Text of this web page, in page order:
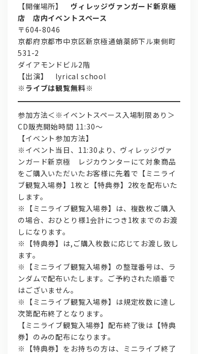
【開催場所】 ヴィレッジヴァンガード新京極
店 店内イベントスペース
〒604-8046
京都府京都市中京区新京極通蛸薬師下ル東側町
531-2
ダイアモンドビル2階
【出演】 lyrical school
※ライブは観覧無料※
参加方法＜※イベントスペース入場制限あり＞
CD販売開始時間 11:30～
【イベント参加方法】
※イベント当日、11:30より、ヴィレッジヴァ
ンガード新京極 レジカウンターにて対象商品
をご購入いただいたお客様に先着で【ミニライ
ブ観覧入場券】1枚と【特典券】2枚を配布いた
します。
※【ミニライブ観覧入場券】は、複数枚ご購入
の場合、おひとり様1会計につき1枚までのお渡
しになります。
※【特典券】は,ご購入枚数に応じてお渡し致し
ます。
※【ミニライブ観覧入場券】の整理番号は、ラ
ンダムで配布いたします。ご予約された順番で
はございません。
※【ミニライブ観覧入場券】は規定枚数に達し
次第配布終了となります。
【ミニライブ観覧入場券】配布終了後は【特典
券】のみの配布になります。
※【特典券】をお持ちの方は、ミニライブ終了